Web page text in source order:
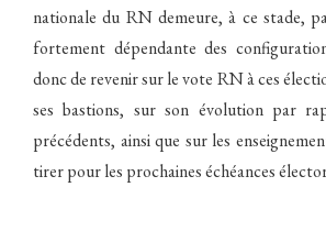
nationale du RN demeure, à ce stade,
fortement dépendante des
donc de revenir sur le vote RN à ces
ses bastions, sur son évolution par
précédents, ainsi que sur les
tirer pour les prochaines échéances